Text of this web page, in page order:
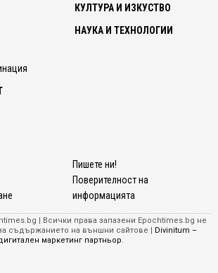
КУЛТУРА И ИЗКУСТВО
НАУКА И ТЕХНОЛОГИИ
Пишете ни!
Поверителност на
информацията
| Всички права запазени Epochtimes.bg не
съдържанието на външни сайтове |
Divinitum –
маркетинг партньор.